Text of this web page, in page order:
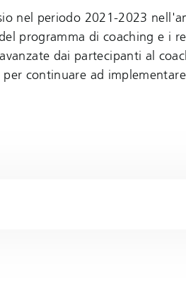
nel periodo 2021-2023
programma di coaching e i
dai partecipanti al
continuare ad